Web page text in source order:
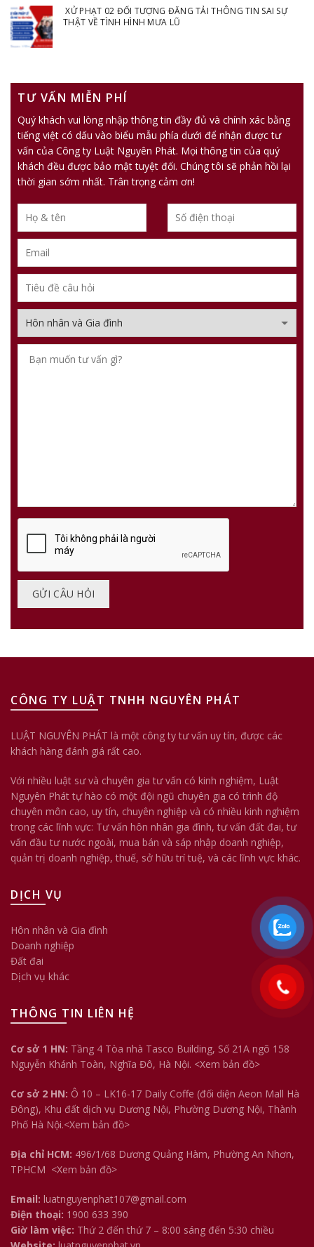
XỬ PHẠT 02 ĐỐI TƯỢNG ĐĂNG TẢI THÔNG TIN SAI SỰ
THẬT VỀ TÌNH HÌNH MƯA LŨ
TƯ VẤN MIỄN PHÍ
Quý khách vui lòng nhập thông tin đầy đủ và chính xác bằng
tiếng việt có dấu vào biểu mẫu phía dưới để nhận được tư
vấn của Công ty Luật Nguyên Phát. Mọi thông tin của quý
khách đều được bảo mật tuyệt đối. Chúng tôi sẽ phản hồi lại
thời gian sớm nhất. Trân trọng cảm ơn!
CÔNG TY LUẬT TNHH NGUYÊN PHÁT
LUẬT NGUYÊN PHÁT là một công ty tư vấn uy tín, được các
khách hàng đánh giá rất cao.
Với nhiều luật sư và chuyên gia tư vấn có kinh nghiệm, Luật
Nguyên Phát tự hào có một đội ngũ chuyên gia có trình độ
chuyên môn cao, uy tín, chuyên nghiệp và có nhiều kinh nghiệm
trong các lĩnh vực: Tư vấn hôn nhân gia đình, tư vấn đất đai, tư
vấn đầu tư nước ngoài, mua bán và sáp nhập doanh nghiệp,
quản trị doanh nghiệp, thuế, sở hữu trí tuệ, và các lĩnh vực khác.
DỊCH VỤ
Hôn nhân và Gia đình
Doanh nghiệp
Đất đai
Dịch vụ khác
THÔNG TIN LIÊN HỆ
Cơ sở 1 HN: Tầng 4 Tòa nhà Tasco Building, Số 21A ngõ 158
Nguyễn Khánh Toàn, Nghĩa Đô, Hà Nội. <Xem bản đồ>
Cơ sở 2 HN: Ô 10 – LK16-17 Daily Coffe (đối diện Aeon Mall Hà
Đông), Khu đất dịch vụ Dương Nội, Phường Dương Nội, Thành
Phố Hà Nội.<Xem bản đồ>
Địa chỉ HCM: 496/1/68 Dương Quảng Hàm, Phường An Nhơn,
TPHCM <Xem bản đồ>
Email: luatnguyenphat107@gmail.com
Điện thoại: 1900 633 390
Giờ làm việc: Thứ 2 đến thứ 7 – 8:00 sáng đến 5:30 chiều